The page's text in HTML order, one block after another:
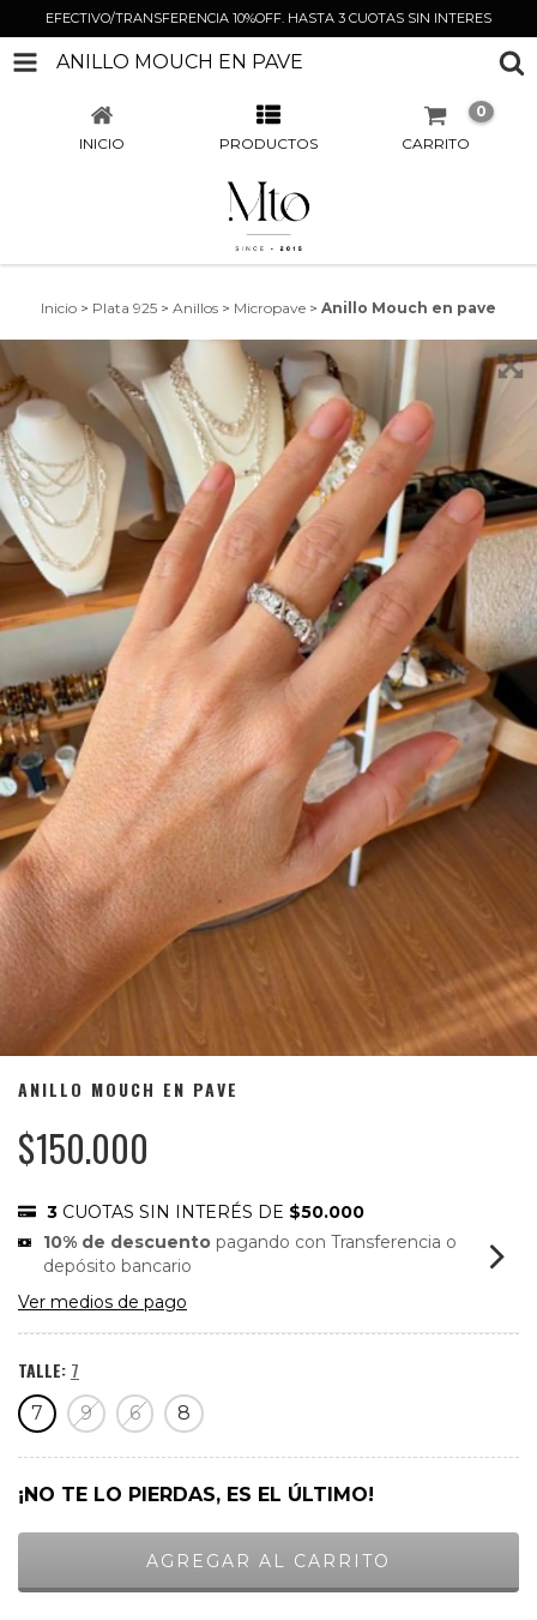
EFECTIVO/TRANSFERENCIA 10%OFF. HASTA 3 CUOTAS SIN INTERES
ANILLO MOUCH EN PAVE
INICIO PRODUCTOS CARRITO
0
Inicio > Plata 925 > Anillos > Micropave > Anillo Mouch en pave
ANILLO MOUCH EN PAVE
$150.000
3 CUOTAS SIN INTERÉS DE $50.000
10% de descuento pagando con Transferencia o
depósito bancario
Ver medios de pago
TALLE: 7
7 9 6 8
¡NO TE LO PIERDAS, ES EL ÚLTIMO!